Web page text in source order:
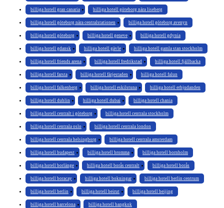
billiga hotell gran canaria billiga hotell göteborg nära liseberg
billiga hotell göteborg nära centralstationen billiga hotell göteborg avenyn
billiga hotell göteborg billiga hotell geneve billiga hotell gdynia
billiga hotell gdansk billiga hotell gävle billiga hotell gamla stan stockholm
billiga hotell friends arena billiga hotell fredrikstad billiga hotell fjällbacka
billiga hotell farsta billiga hotell färjestaden billiga hotell falun
billiga hotell falkenberg billiga hotell eskilstuna billiga hotell erbjudanden
billiga hotell dublin billiga hotell dubai billiga hotell chania
billiga hotell centralt i göteborg billiga hotell centrala stockholm
billiga hotell centrala oslo billiga hotell centrala london
billiga hotell centrala helsingborg billiga hotell centrala amsterdam
billiga hotell budapest billiga hotell bromma billiga hotell bornholm
billiga hotell borlänge billiga hotell borås centralt billiga hotell borås
billiga hotell boracay billiga hotell bokningar billiga hotell berlin centrum
billiga hotell berlin billiga hotell beirut billiga hotell beijing
billiga hotell barcelona billiga hotell bangkok